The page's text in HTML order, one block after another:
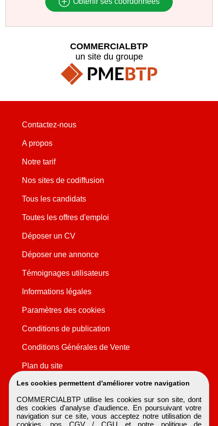
Les cookies permettent d'améliorer votre navigation
COMMERCIALBTP utilise les cookies sur son site, dont
des cookies d'analyse d'audience. En poursuivant votre
navigation sur ce site, vous acceptez notre utilisation de
cookies, nos CGV / CGU et notre politique de
COMMERCIALBTP
un site du groupe
Contactez-nous
A propos
Notre tarif
Nos sites de codiffusion
Tous les candidats
Toutes les offres d'emploi
Déposer un CV
Déposer une annonce
Témoignages utilisateurs
Informations légales
Paramètres des cookies
Conditions de publication
Conditions Générales de Vente
Plan du site